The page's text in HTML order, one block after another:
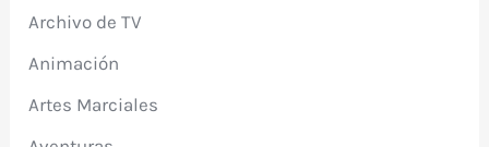
Archivo de TV
Animación
Artes Marciales